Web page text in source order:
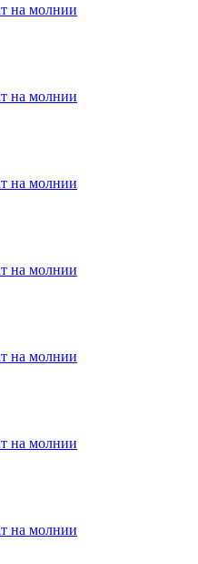
на молнии
на молнии
на молнии
на молнии
на молнии
на молнии
на молнии